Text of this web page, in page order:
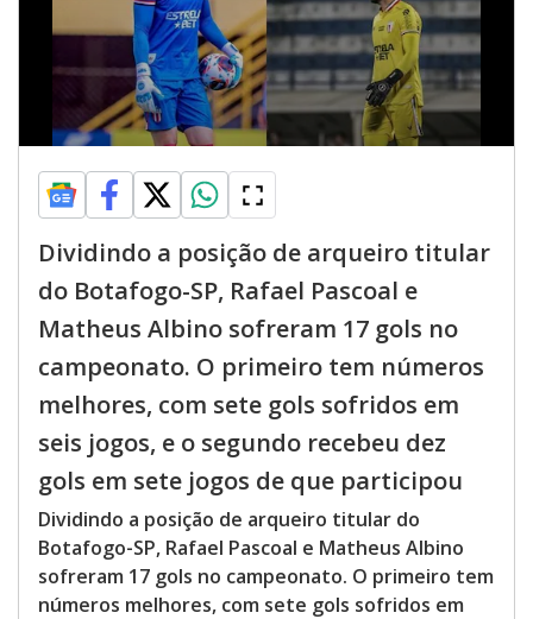
Dividindo a posição de arqueiro titular
do Botafogo-SP, Rafael Pascoal e
Matheus Albino sofreram 17 gols no
campeonato. O primeiro tem números
melhores, com sete gols sofridos em
seis jogos, e o segundo recebeu dez
gols em sete jogos de que participou
Dividindo a posição de arqueiro titular do
Botafogo-SP, Rafael Pascoal e Matheus Albino
sofreram 17 gols no campeonato. O primeiro tem
números melhores, com sete gols sofridos em